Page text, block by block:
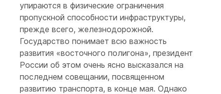
упираются в физические ограничения
пропускной способности инфраструктуры,
прежде всего, железнодорожной.
Государство понимает всю важность
развития «восточного полигона», президент
России об этом очень ясно высказался на
последнем совещании, посвященном
развитию транспорта, в конце мая. Однако